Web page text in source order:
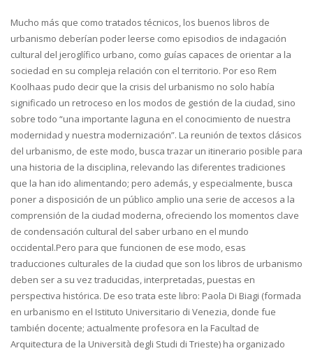
Mucho más que como tratados técnicos, los buenos libros de
urbanismo deberían poder leerse como episodios de indagación
cultural del jeroglífico urbano, como guías capaces de orientar a la
sociedad en su compleja relación con el territorio. Por eso Rem
Koolhaas pudo decir que la crisis del urbanismo no solo había
significado un retroceso en los modos de gestión de la ciudad, sino
sobre todo “una importante laguna en el conocimiento de nuestra
modernidad y nuestra modernización”. La reunión de textos clásicos
del urbanismo, de este modo, busca trazar un itinerario posible para
una historia de la disciplina, relevando las diferentes tradiciones
que la han ido alimentando; pero además, y especialmente, busca
poner a disposición de un público amplio una serie de accesos a la
comprensión de la ciudad moderna, ofreciendo los momentos clave
de condensación cultural del saber urbano en el mundo
occidental.Pero para que funcionen de ese modo, esas
traducciones culturales de la ciudad que son los libros de urbanismo
deben ser a su vez traducidas, interpretadas, puestas en
perspectiva histórica. De eso trata este libro: Paola Di Biagi (formada
en urbanismo en el Istituto Universitario di Venezia, donde fue
también docente; actualmente profesora en la Facultad de
Arquitectura de la Università degli Studi di Trieste) ha organizado